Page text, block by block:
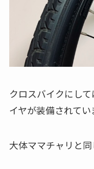
クロスバイクにし
イヤが装備されてい
大体ママチャリと同